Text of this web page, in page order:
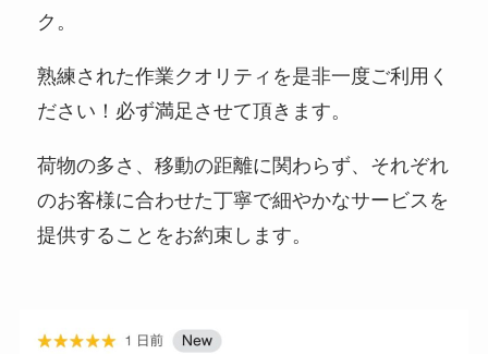
ク。
熟練された作業クオリティを是非一度ご利用く
ださい！必ず満足させて頂きます。
荷物の多さ、移動の距離に関わらず、それぞれ
のお客様に合わせた丁寧で細やかなサービスを
提供することをお約束します。